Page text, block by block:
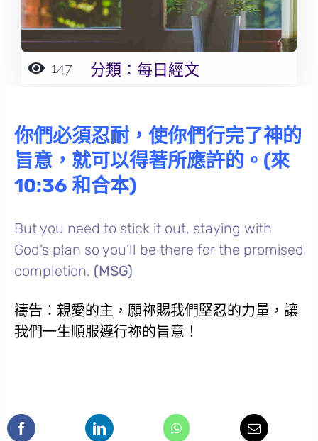
147 分類： 每日經文
你們必須忍耐，使你們行完了神的
旨意，就可以得著所應許的。 (來
10:36 和合本)
But you need to stick it out, staying with
God’s plan so you’ll be there for the promised
completion. (MSG)
禱告：親愛的主，願祢賜我們堅忍的力量，讓
我們一生順服遵行祢的旨意！